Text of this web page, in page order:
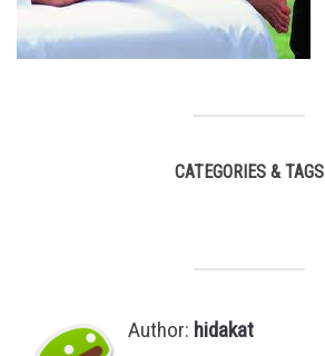
CATEGORIES & TAGS
Author: hidakat